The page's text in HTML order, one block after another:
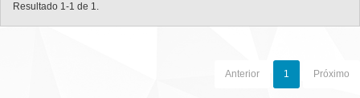
Resultado 1-1 de 1.
Anterior 1 Próximo